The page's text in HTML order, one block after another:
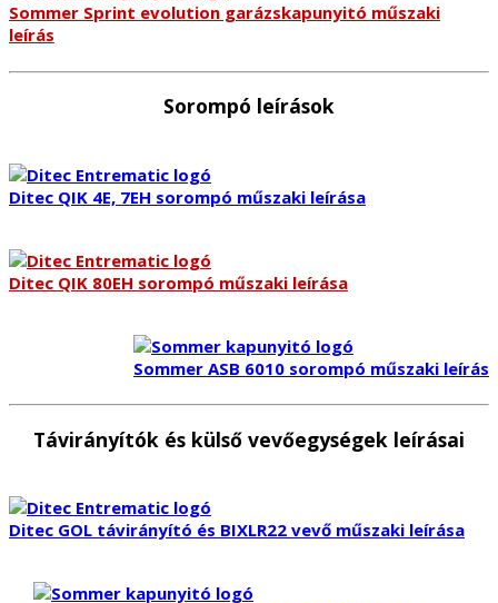
Sommer Sprint evolution garázskapunyitó műszaki
leírás
Sorompó leírások
Ditec QIK 4E, 7EH sorompó műszaki leírása
Ditec QIK 80EH sorompó műszaki leírása
Sommer ASB 6010 sorompó műszaki leírás
Távirányítók és külső vevőegységek leírásai
Ditec GOL távirányító és BIXLR22 vevő műszaki leírása